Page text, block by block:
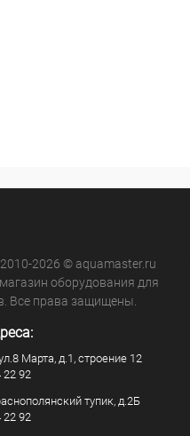
2026 © aquamaster.ru
оборудования для
Все права защищены.
Марта, д.1, строение 12
22 92
тупик, д.2Б
22 92